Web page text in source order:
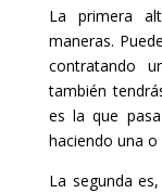
La primera
maneras.
contratando
también
es la que
haciendo una
La segunda